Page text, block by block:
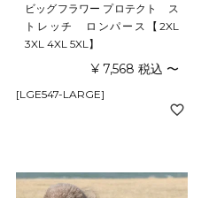
ビッグフラワー プロテクト ス
トレッチ ロンパース【2XL
3XL 4XL 5XL】
¥ 7,568 税込 〜
[LGE547-LARGE]